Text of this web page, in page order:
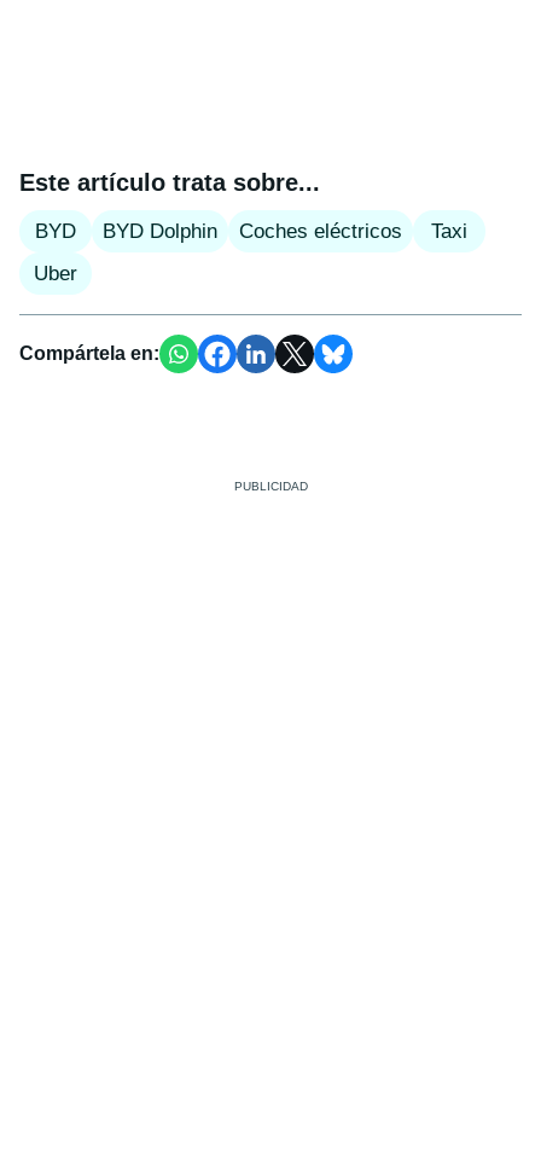
Este artículo trata sobre...
BYD BYD Dolphin Coches eléctricos
Taxi
Uber
Compártela en: